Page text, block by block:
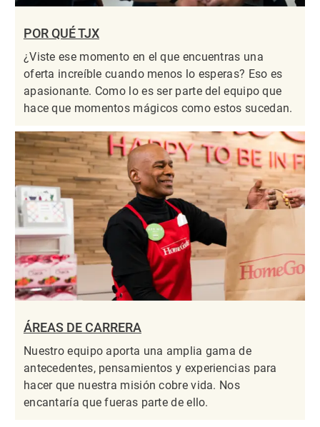
POR QUÉ TJX
¿Viste ese momento en el que encuentras una
oferta increíble cuando menos lo esperas? Eso es
apasionante. Como lo es ser parte del equipo que
hace que momentos mágicos como estos sucedan.
ÁREAS DE CARRERA
Nuestro equipo aporta una amplia gama de
antecedentes, pensamientos y experiencias para
hacer que nuestra misión cobre vida. Nos
encantaría que fueras parte de ello.